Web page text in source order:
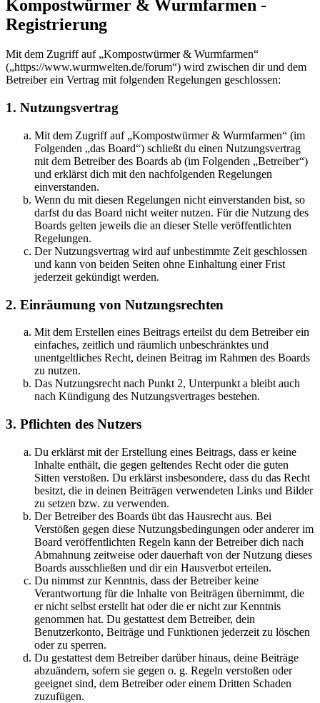
Kompostwürmer & Wurmfarmen -
Registrierung
Mit dem Zugriff auf „Kompostwürmer & Wurmfarmen“
(„https://www.wurmwelten.de/forum“) wird zwischen dir und dem
Betreiber ein Vertrag mit folgenden Regelungen geschlossen:
1. Nutzungsvertrag
Mit dem Zugriff auf „Kompostwürmer & Wurmfarmen“ (im
Folgenden „das Board“) schließt du einen Nutzungsvertrag
mit dem Betreiber des Boards ab (im Folgenden „Betreiber“)
und erklärst dich mit den nachfolgenden Regelungen
einverstanden.
Wenn du mit diesen Regelungen nicht einverstanden bist, so
darfst du das Board nicht weiter nutzen. Für die Nutzung des
Boards gelten jeweils die an dieser Stelle veröffentlichten
Regelungen.
Der Nutzungsvertrag wird auf unbestimmte Zeit geschlossen
und kann von beiden Seiten ohne Einhaltung einer Frist
jederzeit gekündigt werden.
2. Einräumung von Nutzungsrechten
Mit dem Erstellen eines Beitrags erteilst du dem Betreiber ein
einfaches, zeitlich und räumlich unbeschränktes und
unentgeltliches Recht, deinen Beitrag im Rahmen des Boards
zu nutzen.
Das Nutzungsrecht nach Punkt 2, Unterpunkt a bleibt auch
nach Kündigung des Nutzungsvertrages bestehen.
3. Pflichten des Nutzers
Du erklärst mit der Erstellung eines Beitrags, dass er keine
Inhalte enthält, die gegen geltendes Recht oder die guten
Sitten verstoßen. Du erklärst insbesondere, dass du das Recht
besitzt, die in deinen Beiträgen verwendeten Links und Bilder
zu setzen bzw. zu verwenden.
Der Betreiber des Boards übt das Hausrecht aus. Bei
Verstößen gegen diese Nutzungsbedingungen oder anderer im
Board veröffentlichten Regeln kann der Betreiber dich nach
Abmahnung zeitweise oder dauerhaft von der Nutzung dieses
Boards ausschließen und dir ein Hausverbot erteilen.
Du nimmst zur Kenntnis, dass der Betreiber keine
Verantwortung für die Inhalte von Beiträgen übernimmt, die
er nicht selbst erstellt hat oder die er nicht zur Kenntnis
genommen hat. Du gestattest dem Betreiber, dein
Benutzerkonto, Beiträge und Funktionen jederzeit zu löschen
oder zu sperren.
Du gestattest dem Betreiber darüber hinaus, deine Beiträge
abzuändern, sofern sie gegen o. g. Regeln verstoßen oder
geeignet sind, dem Betreiber oder einem Dritten Schaden
zuzufügen.